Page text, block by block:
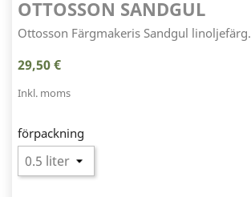
OTTOSSON SANDGUL
Ottosson Färgmakeris Sandgul linoljefärg.
29,50 €
Inkl. moms
förpackning